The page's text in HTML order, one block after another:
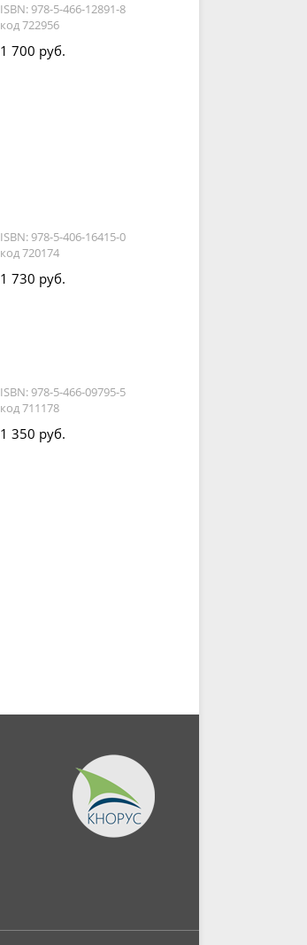
ISBN: 978-5-466-12891-8
код 722956
1 700 руб.
ISBN: 978-5-406-16415-0
код 720174
1 730 руб.
ISBN: 978-5-466-09795-5
код 711178
1 350 руб.